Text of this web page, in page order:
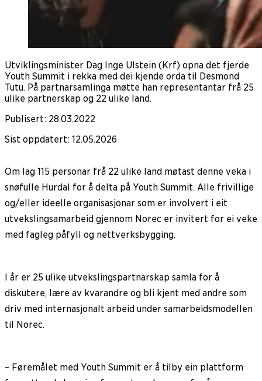
Utviklingsminister Dag Inge Ulstein (Krf) opna det fjerde
Youth Summit i rekka med dei kjende orda til Desmond
Tutu. På partnarsamlinga møtte han representantar frå 25
ulike partnerskap og 22 ulike land.
Publisert: 28.03.2022
Sist oppdatert: 12.05.2026
Om lag 115 personar frå 22 ulike land møtast denne veka i
snøfulle Hurdal for å delta på Youth Summit. Alle frivillige
og/eller ideelle organisasjonar som er involvert i eit
utvekslingsamarbeid gjennom Norec er invitert for ei veke
med fagleg påfyll og nettverksbygging.
I år er 25 ulike utvekslingspartnarskap samla for å
diskutere, lære av kvarandre og bli kjent med andre som
driv med internasjonalt arbeid under samarbeidsmodellen
til Norec.
– Føremålet med Youth Summit er å tilby ein plattform